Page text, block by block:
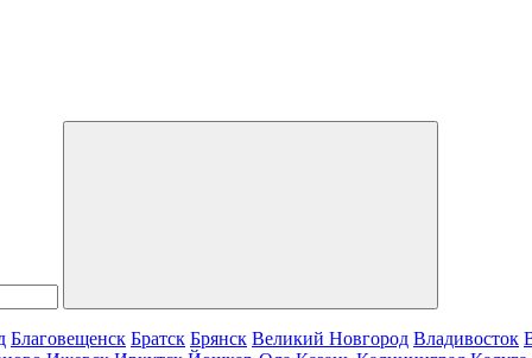
Благовещенск Братск Брянск Великий Новгород Владивосток